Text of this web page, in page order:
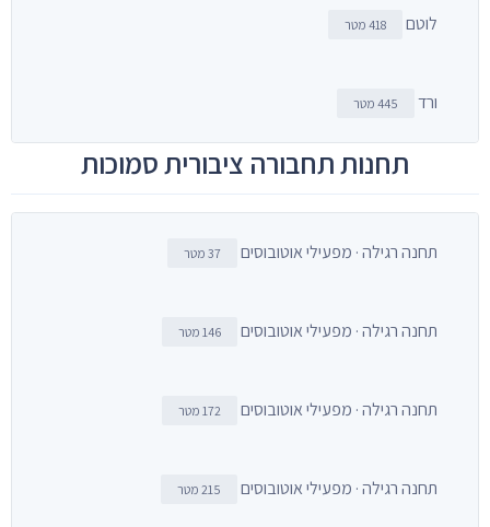
לוטם 418 מטר
ורד 445 מטר
תחנות תחבורה ציבורית סמוכות
תחנה רגילה · מפעילי אוטובוסים 37 מטר
תחנה רגילה · מפעילי אוטובוסים 146 מטר
תחנה רגילה · מפעילי אוטובוסים 172 מטר
תחנה רגילה · מפעילי אוטובוסים 215 מטר